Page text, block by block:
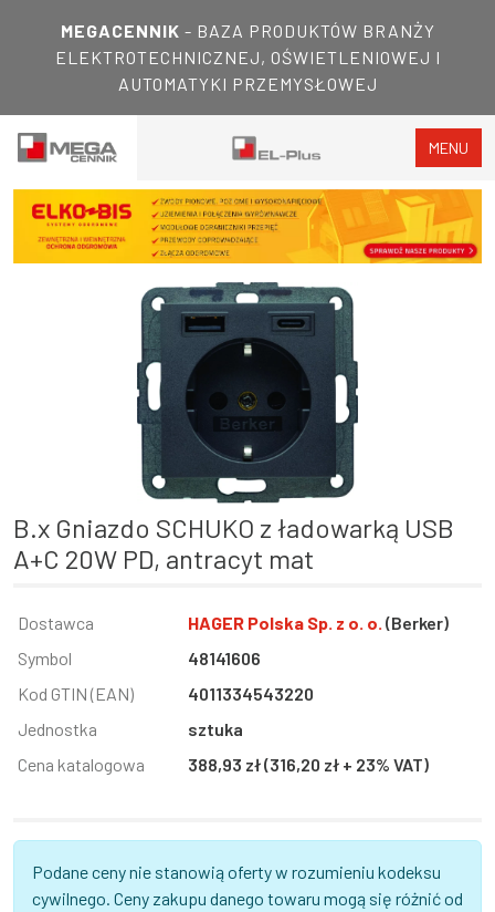
MEGACENNIK - BAZA PRODUKTÓW BRANŻY
ELEKTROTECHNICZNEJ, OŚWIETLENIOWEJ I
AUTOMATYKI PRZEMYSŁOWEJ
MENU
B.x Gniazdo SCHUKO z ładowarką USB
A+C 20W PD, antracyt mat
Informacja
Wartość
Dostawca HAGER Polska Sp. z o. o. (Berker)
Symbol
48141606
Kod GTIN (EAN)
4011334543220
Jednostka
sztuka
Cena katalogowa
388,93 zł (316,20 zł + 23% VAT)
Podane ceny nie stanowią oferty w rozumieniu kodeksu
cywilnego. Ceny zakupu danego towaru mogą się różnić od